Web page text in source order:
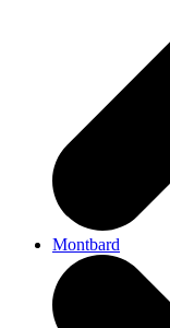
Montbard